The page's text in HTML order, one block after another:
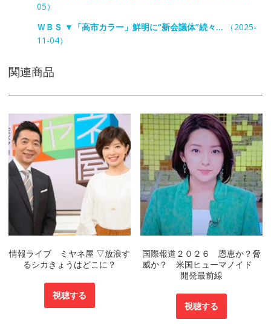
05）
ＷＢＳ ▼「高市カラー」鮮明に“新会議体”続々… （2025-
11-04）
関連商品
情報ライブ ミヤネ屋 ▽放浪す
るシカきょうはどこに？
視聴する
国際報道２０２６ 恩恵か？脅
威か？ 米国ヒューマノイド
開発最前線
視聴する